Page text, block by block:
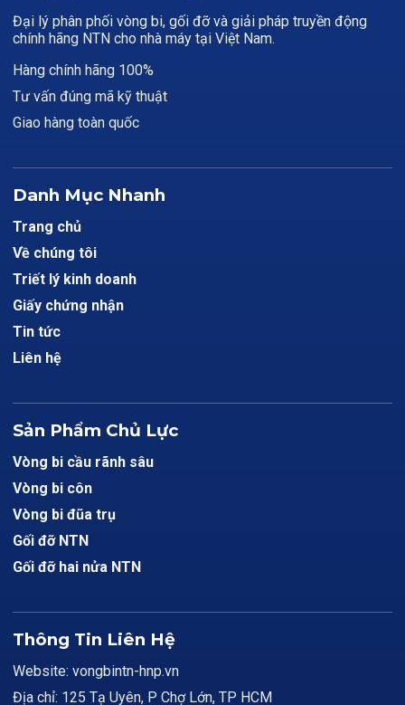
Đại lý phân phối vòng bi, gối đỡ và giải pháp truyền động
chính hãng NTN cho nhà máy tại Việt Nam.
Hàng chính hãng 100%
Tư vấn đúng mã kỹ thuật
Giao hàng toàn quốc
Danh Mục Nhanh
Trang chủ
Về chúng tôi
Triết lý kinh doanh
Giấy chứng nhận
Tin tức
Liên hệ
Sản Phẩm Chủ Lực
Vòng bi cầu rãnh sâu
Vòng bi côn
Vòng bi đũa trụ
Gối đỡ NTN
Gối đỡ hai nửa NTN
Thông Tin Liên Hệ
Website: vongbintn-hnp.vn
Địa chỉ: 125 Tạ Uyên, P Chợ Lớn, TP HCM